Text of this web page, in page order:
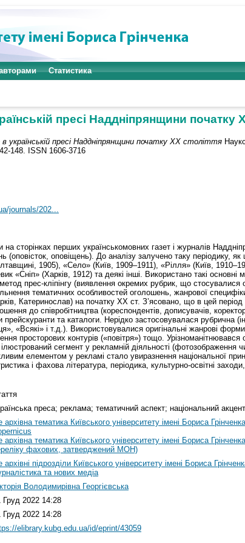
Статистика
пресі Наддніпрянщини початку
українській пресі Наддніпрянщини початку ХХ століття
148. ISSN 1606-3716
journals/202...
сторінках перших українськомовних газет і журналів
(оповісток, оповіщень). До аналізу залучено таку періодику,
1905), «Село» (Київ, 1909–1911), «Рілля» (Київ,
«Сніп» (Харків, 1912) та деякі інші. Використано такі
прес-кліпінгу (виявлення окремих рубрик, що
тематичних особливостей оголошень, жанрової
Катеринослав) на початку ХХ ст. З’ясовано, що в цей
до співробітництва (кореспондентів, дописувачів,
та каталоги. Нерідко застосовувалася рубрична
«Всякі» і т.д.). Використовувалися оригінальні жанрові
просторових контурів («повітря») тощо. Урізноманітнювався
сегмент у рекламній діяльності (фотозображення
елементом у рекламі стало увиразнення національної
і фахова література, періодика, культурно-освітні
преса; реклама; тематичний аспект; національний
архівна тематика Київського університету імені Бориса Грінченка
архівна тематика Київського університету імені Бориса Грінченка
фахових, затверджений МОН)
архівні підрозділи Київського університету імені Бориса
та нових медіа
Володимирівна Георгієвська
Груд 2022 14:28
Груд 2022 14:28
elibrary.kubg.edu.ua/id/eprint/43059